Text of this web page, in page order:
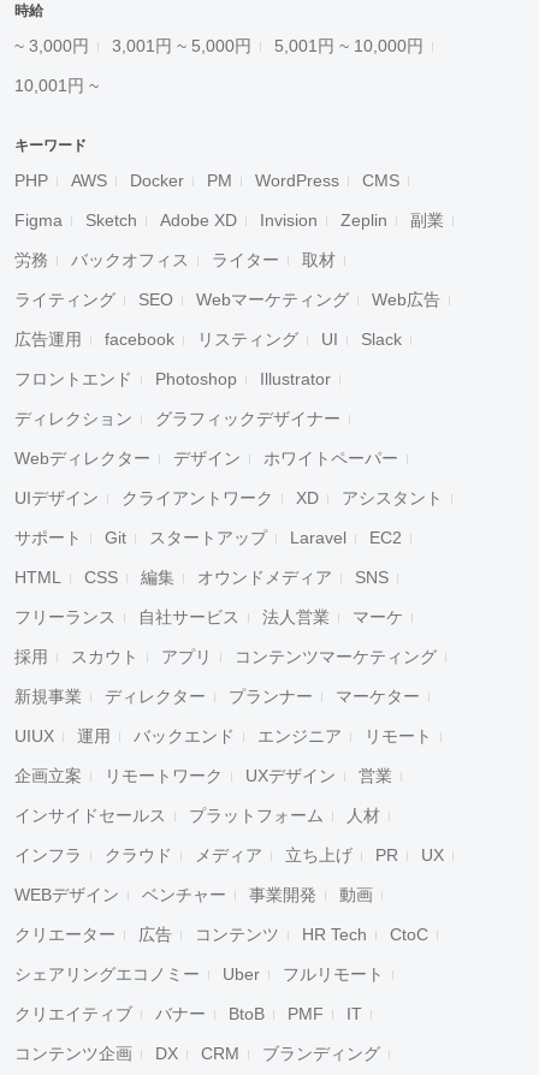
時給
~ 3,000円 3,001円 ~ 5,000円 5,001円 ~ 10,000円
10,001円 ~
キーワード
PHP AWS Docker PM WordPress CMS
Figma Sketch Adobe XD Invision Zeplin 副業
労務 バックオフィス ライター 取材
ライティング SEO Webマーケティング Web広告
広告運用 facebook リスティング UI Slack
フロントエンド Photoshop Illustrator
ディレクション グラフィックデザイナー
Webディレクター デザイン ホワイトペーパー
UIデザイン クライアントワーク XD アシスタント
サポート Git スタートアップ Laravel EC2
HTML CSS 編集 オウンドメディア SNS
フリーランス 自社サービス 法人営業 マーケ
採用 スカウト アプリ コンテンツマーケティング
新規事業 ディレクター プランナー マーケター
UIUX 運用 バックエンド エンジニア リモート
企画立案 リモートワーク UXデザイン 営業
インサイドセールス プラットフォーム 人材
インフラ クラウド メディア 立ち上げ PR UX
WEBデザイン ベンチャー 事業開発 動画
クリエーター 広告 コンテンツ HR Tech CtoC
シェアリングエコノミー Uber フルリモート
クリエイティブ バナー BtoB PMF IT
コンテンツ企画 DX CRM ブランディング